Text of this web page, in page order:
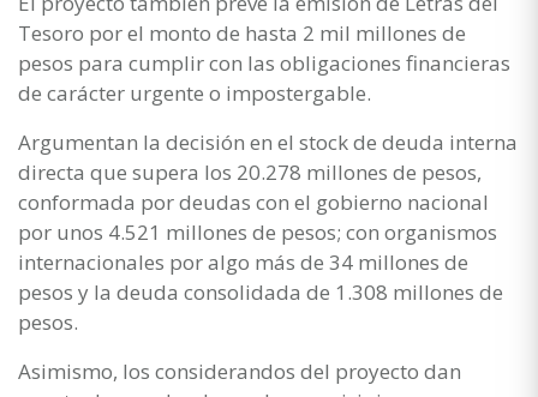
Tesoro por el monto de hasta 2 mil millones de
pesos para cumplir con las obligaciones financieras
de carácter urgente o impostergable.
Argumentan la decisión en el stock de deuda interna
directa que supera los 20.278 millones de pesos,
conformada por deudas con el gobierno nacional
por unos 4.521 millones de pesos; con organismos
internacionales por algo más de 34 millones de
pesos y la deuda consolidada de 1.308 millones de
pesos.
Asimismo, los considerandos del proyecto dan